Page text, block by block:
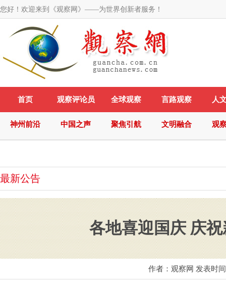
您好！欢迎来到《观察网》——为世界创新者服务！
首页 观察评论员 全球观察 言路观察 人
神州前沿 中国之声 聚焦引航 文明融合 观
最新公告
各地喜迎国庆 庆
作者：观察网 发表时